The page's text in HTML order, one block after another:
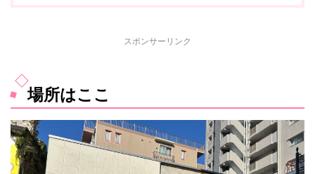
スポンサーリンク
場所はここ